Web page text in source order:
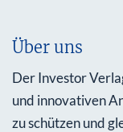
Über uns
Der Investor
und innovativen
zu schützen und